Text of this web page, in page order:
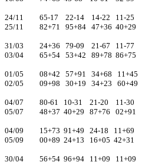
24/11 65-17 22-14 14-22 11-25
25/11 82+71 95+84 47+36 40+29
31/03 24+36 79-09 21-67 11-77
03/04 65+54 53+42 89+78 86+75
01/05 08+42 57+91 34+68 11+45
02/05 09+98 30+19 34+23 60+49
04/07 80-61 10-31 21-20 11-30
05/07 48+37 40+29 87+76 02+91
04/09 15+73 91+49 24-18 11+69
05/09 00+89 24+13 16+05 42+31
30/04 56+54 96+94 11+09 11+09